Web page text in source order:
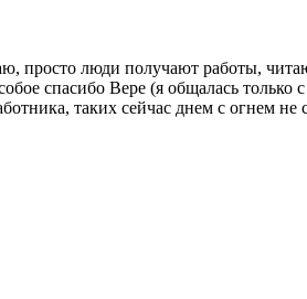
просто люди получают работы,
спасибо Вере (я общалась только
таких сейчас днем с огнем